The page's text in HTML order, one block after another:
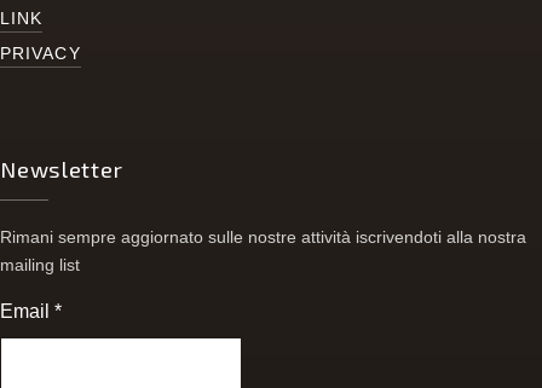
LINK
PRIVACY
Newsletter
Rimani sempre aggiornato sulle nostre attività iscrivendoti alla nostra
mailing list
Email*